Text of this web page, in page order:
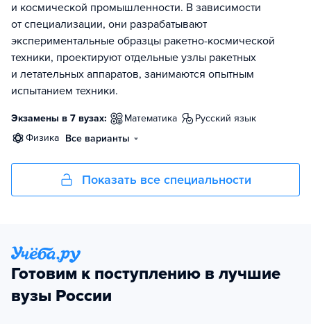
и космической промышленности. В зависимости
от специализации, они разрабатывают
экспериментальные образцы ракетно-космической
техники, проектируют отдельные узлы ракетных
и летательных аппаратов, занимаются опытным
испытанием техники.
Экзамены в 7 вузах: математика
русский язык
физика Все варианты
Показать все специальности
Готовим к поступлению в лучшие
вузы России